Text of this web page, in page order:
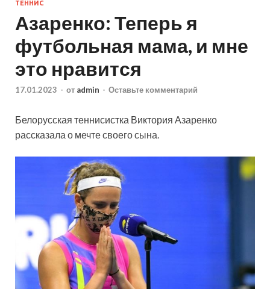
ТЕННИС
Азаренко: Теперь я
футбольная мама, и мне
это нравится
17.01.2023 - от admin - Оставьте комментарий
Белорусская теннисистка Виктория Азаренко
рассказала о мечте своего сына.